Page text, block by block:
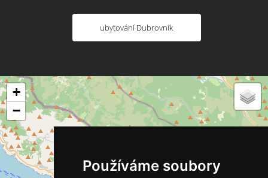
Používáme soubory
ubytování Dubrovník
+
−